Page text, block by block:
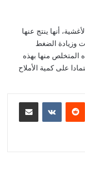
أنها ينتج عنها
وزيادة الضغط
المتخلص منها بهذه
التغذية اعتمادا على كمية الأملاح
بينتيريست